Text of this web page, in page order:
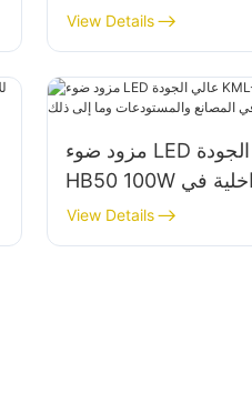
View Details
مزود ضوء LED عالي الجودة KML-
HB50 100W للإضاءة الداخلية في
View Details